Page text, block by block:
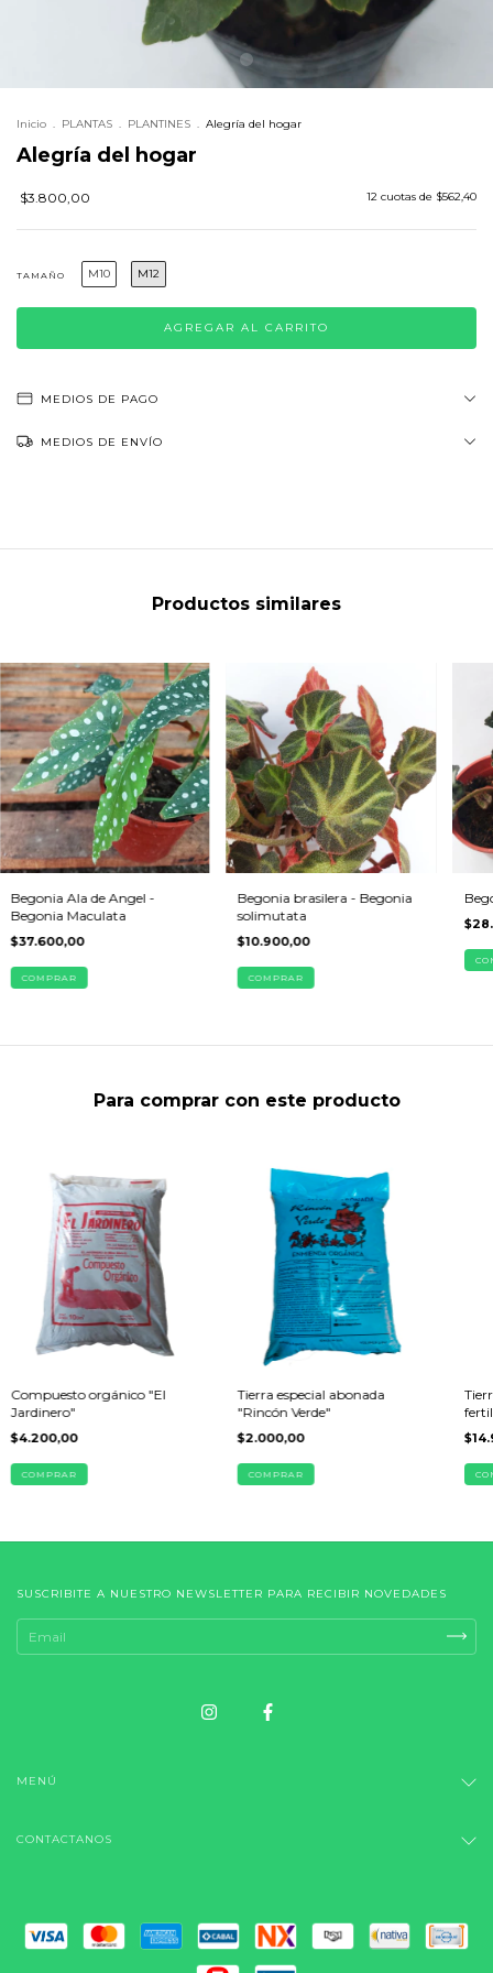
Inicio . PLANTAS . PLANTINES . Alegría del hogar
Alegría del hogar
$3.800,00 12 cuotas de $562,40
TAMAÑO M10 M12
MEDIOS DE PAGO
MEDIOS DE ENVÍO
Productos similares
Begonia Ala de Angel -
Begonia Maculata
$37.600,00
COMPRAR
Begonia brasilera - Begonia
solimutata
$10.900,00
COMPRAR
Para comprar con este producto
Compuesto orgánico "El
Jardinero"
$4.200,00
COMPRAR
Tierra especial abonada
"Rincón Verde"
$2.000,00
COMPRAR
SUSCRIBITE A NUESTRO NEWSLETTER PARA RECIBIR NOVEDADES
MENÚ
CONTACTANOS